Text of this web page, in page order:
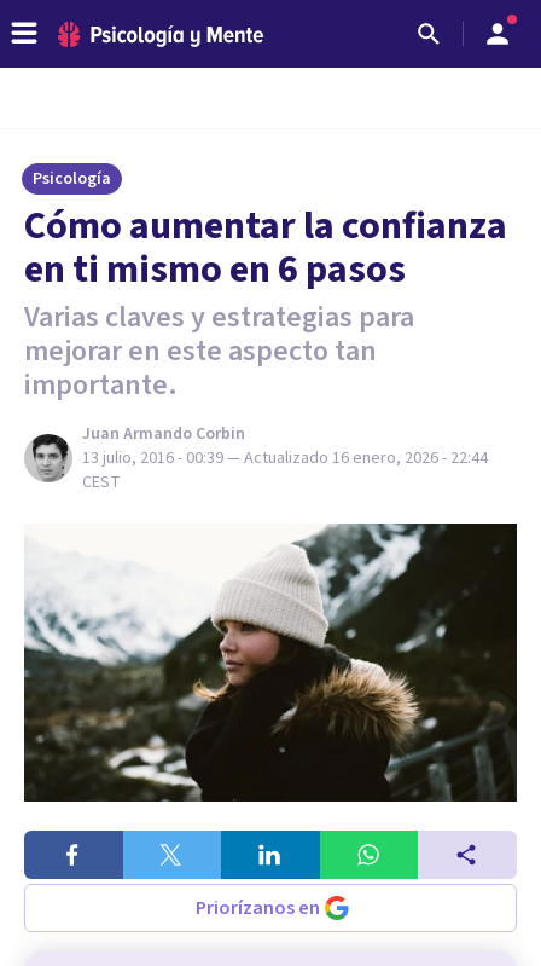
Psicología
​Cómo aumentar la confianza
en ti mismo en 6 pasos
Varias claves y estrategias para
mejorar en este aspecto tan
importante.
Juan Armando Corbin
13 julio, 2016 - 00:39— Actualizado 16 enero, 2026 - 22:44
CEST
Priorízanos en